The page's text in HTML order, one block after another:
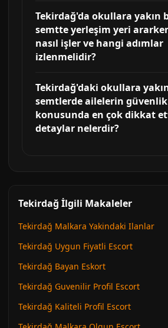
Tekirdağ'da okullara yakın
semtte yerleşim yeri
nasıl işler ve hangi adımlar
izlenmelidir?
Tekirdağ'daki okullara
semtlerde ailelerin güvenlik
konusunda en çok dikkat
detaylar nelerdir?
Tekirdağ İlgili Makaleler
Tekirdağ Malkara Yakindaki Ilanlar
Tekirdağ Uygun Fiyatli Escort
Tekirdağ Bayan Eskort
Tekirdağ Guvenilir Profil Escort
Tekirdağ Kaliteli Profil Escort